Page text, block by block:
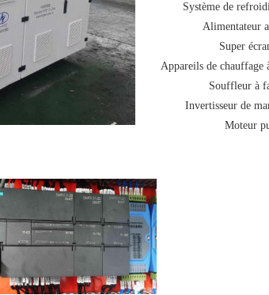
Système de
Alimentateur
Super
Appareils de chauffage
Souffleur à
Invertisseur de
Moteur